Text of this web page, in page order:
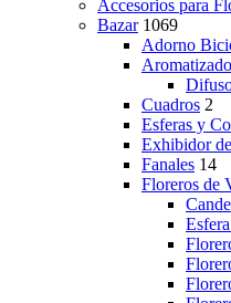
Accesorios para
Bazar 1069
Adorno
Cuadros 2
Esferas y
Exhibidor
Fanales 14
Floreros de